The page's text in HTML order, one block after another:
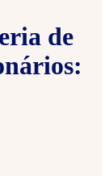
de